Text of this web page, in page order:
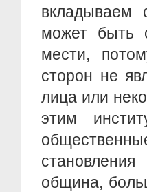
вкладываем
может быть
мести,
сторон не
лица или
этим
община,